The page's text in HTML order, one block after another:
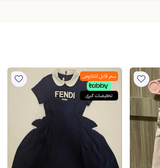
سعر قابل للتفاوض
تخفيضات كبرى